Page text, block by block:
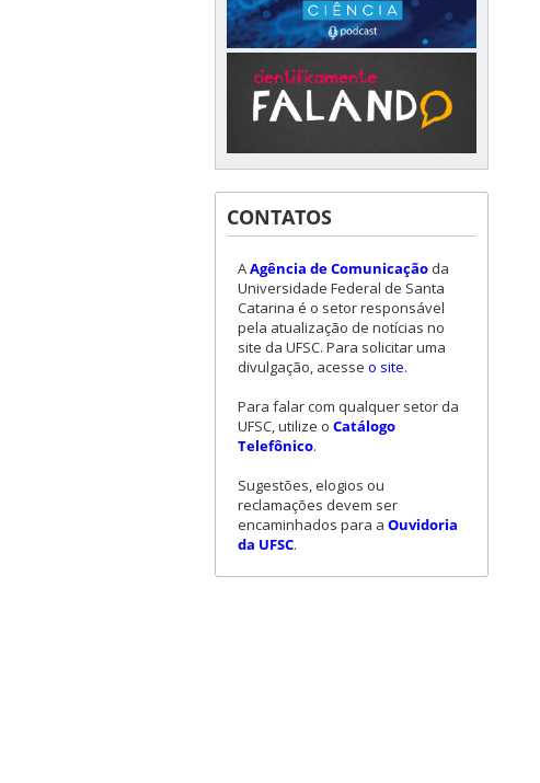
CONTATOS
AAgência de Comunicação da
Universidade Federal de Santa
Catarina é o setor responsável
pela atualização de notícias no
site da UFSC. Para solicitar uma
divulgação, acesse o site.
Para falar com qualquer setor da
UFSC, utilize o Catálogo
Telefônico.
Sugestões, elogios ou
reclamações devem ser
encaminhados para a Ouvidoria
da UFSC.